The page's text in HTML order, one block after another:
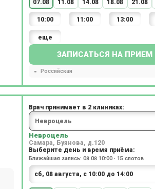
07.08 11.08 14.08 18.08 21.08
10:00 11:00 13:00
еще
ЗАПИСАТЬСЯ НА ПРИЕМ
Российская
Врач принимает в 2 клиниках:
Невроцель
Самара, Буянова, д.120
Выберите день и время приёма:
Ближайшая запись: 08.08 10:00 · 15 слотов